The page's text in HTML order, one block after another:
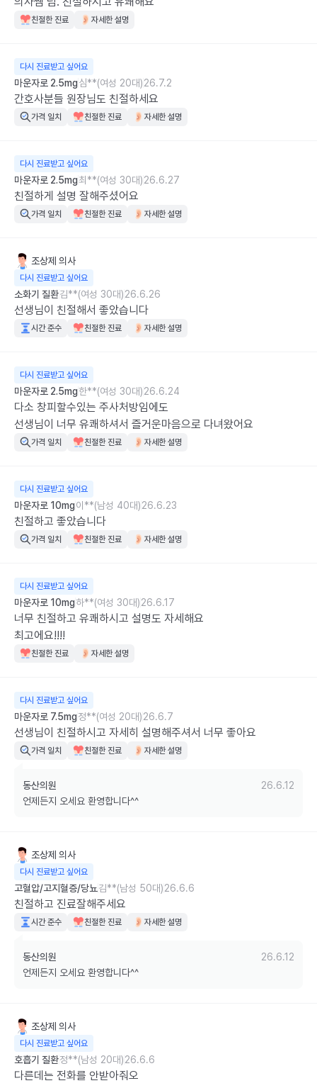
친절한 진료 자세한 설명
다시 진료받고 싶어요
마운자로 2.5mg심**(여성 20대)26.7.2
간호사분들 원장님도 친절하세요
가격 일치 친절한 진료 자세한 설명
다시 진료받고 싶어요
마운자로 2.5mg최**(여성 30대)26.6.27
친절하게 설명 잘해주셨어요
가격 일치 친절한 진료 자세한 설명
조상제 의사
다시 진료받고 싶어요
소화기 질환김**(여성 30대)26.6.26
선생님이 친절해서 좋았습니다
시간 준수 친절한 진료 자세한 설명
다시 진료받고 싶어요
마운자로 2.5mg한**(여성 30대)26.6.24
다소 창피할수있는 주사처방임에도
선생님이 너무 유쾌하셔서 즐거운마음으로 다녀왔어요
가격 일치 친절한 진료 자세한 설명
다시 진료받고 싶어요
마운자로 10mg이**(남성 40대)26.6.23
친절하고 좋았습니다
가격 일치 친절한 진료 자세한 설명
다시 진료받고 싶어요
마운자로 10mg하**(여성 30대)26.6.17
너무 친절하고 유쾌하시고 설명도 자세해요
최고에요!!!!
친절한 진료 자세한 설명
다시 진료받고 싶어요
마운자로 7.5mg정**(여성 20대)26.6.7
선생님이 친절하시고 자세히 설명해주셔서 너무 좋아요
가격 일치 친절한 진료 자세한 설명
동산의원
26.6.12
언제든지 오세요 환영합니다^^
조상제 의사
다시 진료받고 싶어요
고혈압/고지혈증/당뇨김**(남성 50대)26.6.6
친절하고 진료잘해주세요
시간 준수 친절한 진료 자세한 설명
동산의원
26.6.12
언제든지 오세요 환영합니다^^
조상제 의사
다시 진료받고 싶어요
호흡기 질환정**(남성 20대)26.6.6
다른데는 전화를 안받아줘오